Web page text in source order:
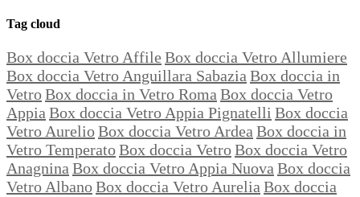
Tag cloud
Box doccia Vetro Affile Box doccia Vetro Allumiere
Box doccia Vetro Anguillara Sabazia Box doccia in
VetroBox doccia in Vetro Roma Box doccia Vetro
Appia Box doccia Vetro Appia Pignatelli Box doccia
Vetro AurelioBox doccia Vetro Ardea Box doccia in
Vetro TemperatoBox doccia VetroBox doccia Vetro
Anagnina Box doccia Vetro Appia Nuova Box doccia
Vetro AlbanoBox doccia Vetro Aurelia Box doccia